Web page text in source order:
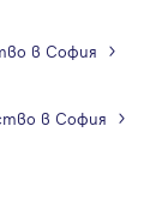
в София
в София